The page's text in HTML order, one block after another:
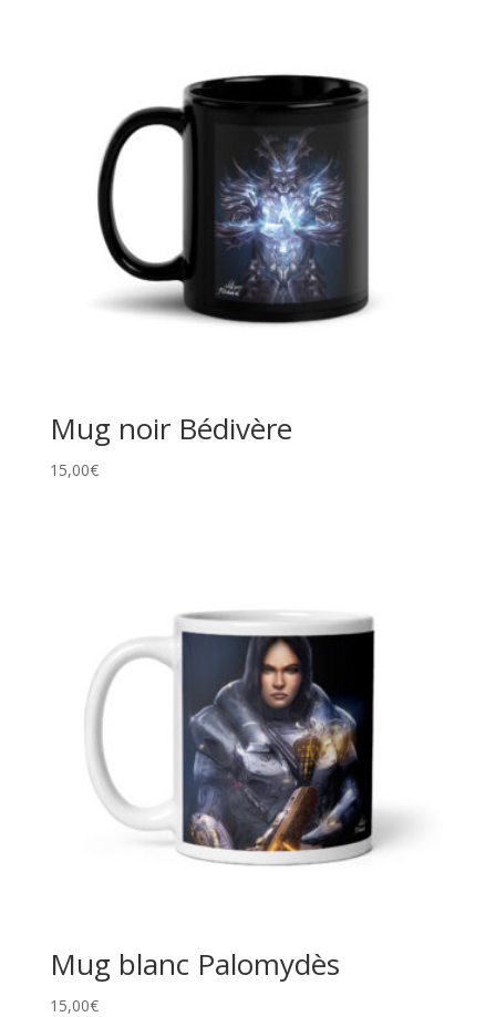
Mug noir Bédivère
15,00€
Mug blanc Palomydès
15,00€